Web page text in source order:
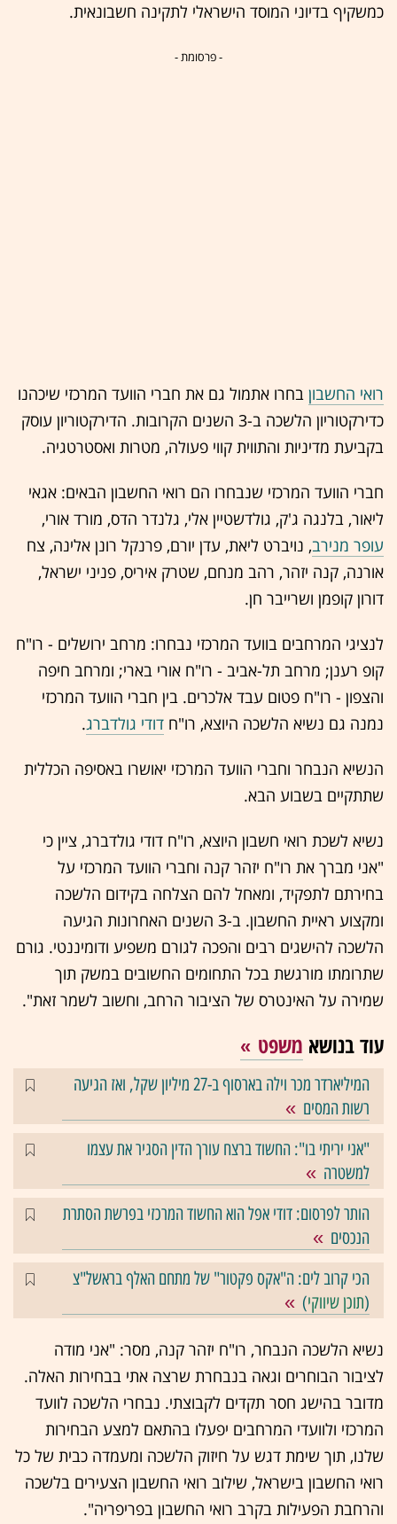
כמשקיף בדיוני המוסד הישראלי לתקינה חשבונאית.
- פרסומת -
רואי החשבון בחרו אתמול גם את חברי הוועד המרכזי שיכהנו
כדירקטוריון הלשכה ב-3 השנים הקרובות. הדירקטוריון עוסק
בקביעת מדיניות והתווית קווי פעולה, מטרות ואסטרטגיה.
חברי הוועד המרכזי שנבחרו הם רואי החשבון הבאים: אגאי
ליאור, בלנגה ג'ק, גולדשטיין אלי, גלנדר הדס, מורד אורי,
עופר מנירב, נויברט ליאת, עדן יורם, פרנקל רונן אלינה, צח
אורנה, קנה יזהר, רהב מנחם, שטרק איריס, פניני ישראל,
דורון קופמן ושרייבר חן.
לנציגי המרחבים בוועד המרכזי נבחרו: מרחב ירושלים - רו"ח
קופ רענן; מרחב תל-אביב - רו"ח אורי בארי; ומרחב חיפה
והצפון - רו"ח פטום עבד אלכרים. בין חברי הוועד המרכזי
נמנה גם נשיא הלשכה היוצא, רו"ח דודי גולדברג.
הנשיא הנבחר וחברי הוועד המרכזי יאושרו באסיפה הכללית
שתתקיים בשבוע הבא.
נשיא לשכת רואי חשבון היוצא, רו"ח דודי גולדברג, ציין כי
"אני מברך את רו"ח יזהר קנה וחברי הוועד המרכזי על
בחירתם לתפקיד, ומאחל להם הצלחה בקידום הלשכה
ומקצוע ראיית החשבון. ב-3 השנים האחרונות הגיעה
הלשכה להישגים רבים והפכה לגורם משפיע ודומיננטי. גורם
שתרומתו מורגשת בכל התחומים החשובים במשק תוך
שמירה על האינטרס של הציבור הרחב, וחשוב לשמר זאת".
עוד בנושא משפט
המיליארדר מכר וילה בארסוף ב-27 מיליון שקל, ואז הגיעה
רשות המסים
"אני יריתי בו": החשוד ברצח עורך הדין הסגיר את עצמו
למשטרה
הותר לפרסום: דודי אפל הוא החשוד המרכזי בפרשת הסתרת
הנכסים
הכי קרוב לים: ה"אקס פקטור" של מתחם האלף בראשל"צ
(תוכן שיווקי)
נשיא הלשכה הנבחר, רו"ח יזהר קנה, מסר: "אני מודה
לציבור הבוחרים וגאה בנבחרת שרצה אתי בבחירות האלה.
מדובר בהישג חסר תקדים לקבוצתי. נבחרי הלשכה לוועד
המרכזי ולוועדי המרחבים יפעלו בהתאם למצע הבחירות
שלנו, תוך שימת דגש על חיזוק הלשכה ומעמדה כבית של כל
רואי החשבון בישראל, שילוב רואי החשבון הצעירים בלשכה
והרחבת הפעילות בקרב רואי החשבון בפריפריה".